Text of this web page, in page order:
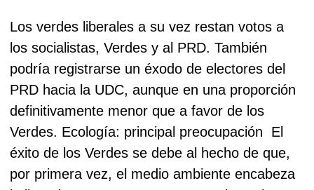
Los verdes liberales a su vez restan votos a
los socialistas, Verdes y al PRD. También
podría registrarse un éxodo de electores del
PRD hacia la UDC, aunque en una proporción
definitivamente menor que a favor de los
Verdes. Ecología: principal preocupación
El
éxito de los Verdes se debe al hecho de que,
por primera vez, el medio ambiente encabeza